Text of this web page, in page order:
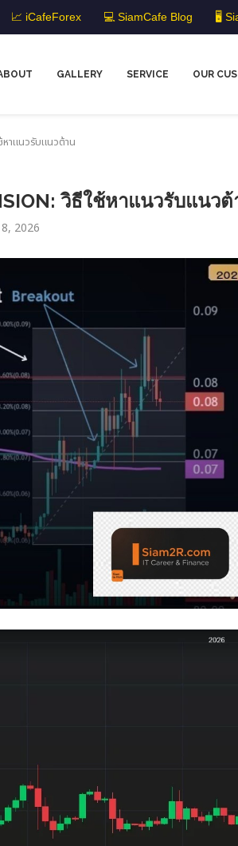
📈 iCafeForex 💻 SiamCafe Blog 🖥️
GALLERY SERVICE OUR
าแนวรับแนวต้าน
วิธีใช้หาแนวรับแนว
2026